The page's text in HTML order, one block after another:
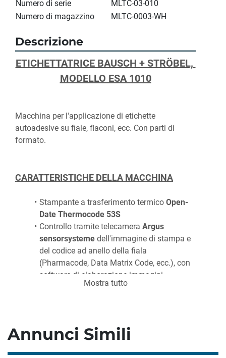
Numero di serie
MLTC-03-010
Numero di magazzino
MLTC-0003-WH
Descrizione
ETICHETTATRICE BAUSCH + STRÖBEL,
MODELLO ESA 1010
Macchina per l'applicazione di etichette
autoadesive su fiale, flaconi, ecc. Con parti di
formato.
CARATTERISTICHE DELLA MACCHINA
Stampante a trasferimento termico Open-
Date Thermocode 53S
Controllo tramite telecamera Argus
sensorsysteme dell'immagine di stampa e
del codice ad anello della fiala
(Pharmacode, Data Matrix Code, ecc.), con
CARATTERISTICHE DI PRODUZIONE
Mostra tutto
Annunci Simili